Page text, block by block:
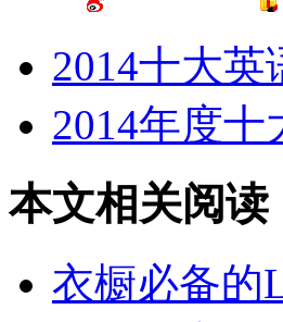
2014十大英
2014年度十
本文相关阅读
衣橱必备的